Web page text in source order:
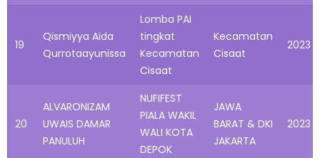
19
Qismiyya Aida
Qurrotaayunissa
Lomba PAI
tingkat
Kecamatan
Cisaat
Kecamatan
Cisaat
2023
20
ALVARONIZAM
UWAIS DAMAR
PANULUH
NUFIFEST
PIALA WAKIL
WALI KOTA
DEPOK
JAWA
BARAT & DKI
JAKARTA
2023